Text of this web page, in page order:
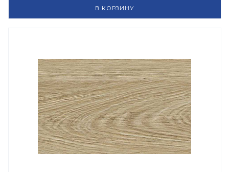
В КОРЗИНУ